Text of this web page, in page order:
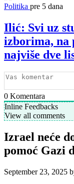
Politika pre 5 dana
Ilić: Svi uz
izborima, na
najviše dve
0 Komentara
Inline Feedbacks
View all comments
Izrael neće
pomoć Gazi
September 23, 2025